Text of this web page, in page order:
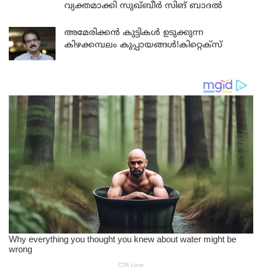
വ്യക്തമാക്കി സുഖ്ബീർ സിങ് ബാദൽ
അമേരിക്കൻ കുട്ടികൾ ഉടുക്കുന്ന
കിഴക്കമ്പലം കുപ്പായങ്ങൾ!കിറ്റെക്സ്